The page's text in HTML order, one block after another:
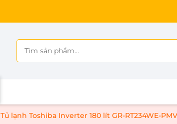
Tủ lạnh Toshiba Inverter 180 lít GR-RT234WE-